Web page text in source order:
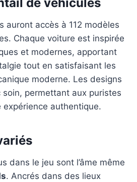
auront accès à 112 modèles
Chaque voiture est inspirée
et modernes, apportant
tout en satisfaisant les
moderne. Les designs
permettant aux puristes
expérience authentique.
dans le jeu sont l’âme même
. Ancrés dans des lieux